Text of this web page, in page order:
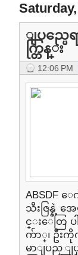
ျပည္ပေ
က္တြန္း
12:06 PM
ABSDF
သီးဇြန္နဲ့
င္းေတြ ပ
က်ာ္၊ ဦး
မာျပည္ ျ